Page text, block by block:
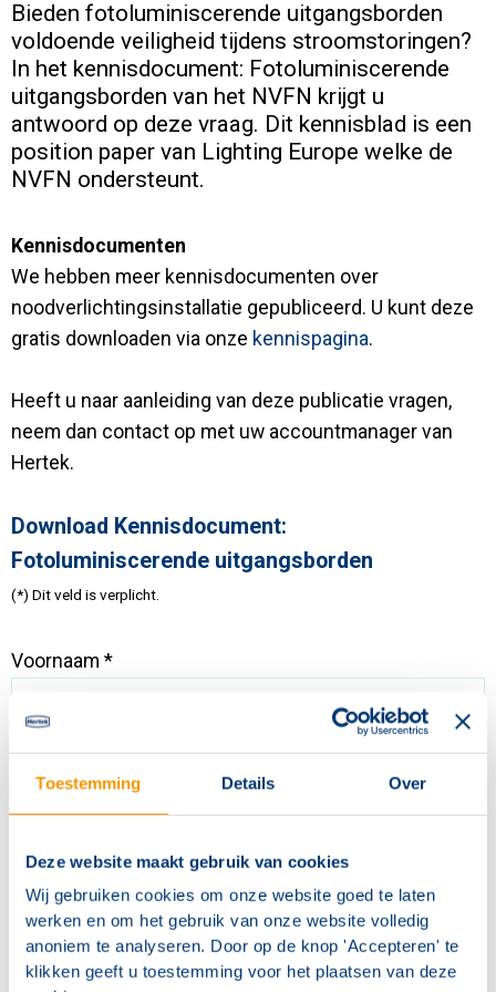
Toestemming Details Over
Deze website maakt gebruik van cookies
Wij gebruiken cookies om onze website goed te laten
werken en om het gebruik van onze website volledig
anoniem te analyseren. Door op de knop 'Accepteren' te
klikken geeft u toestemming voor het plaatsen van deze
Contact
Bieden fotoluminiscerende uitgangsborden
voldoende veiligheid tijdens stroomstoringen?
In het kennisdocument: Fotoluminiscerende
uitgangsborden van het NVFN krijgt u
antwoord op deze vraag. Dit kennisblad is een
position paper van Lighting Europe welke de
NVFN ondersteunt.
Kennisdocumenten
We hebben meer kennisdocumenten over
noodverlichtingsinstallatie gepubliceerd. U kunt deze
gratis downloaden via onze kennispagina.
Heeft u naar aanleiding van deze publicatie vragen,
neem dan contact op met uw accountmanager van
Hertek.
Download Kennisdocument:
Fotoluminiscerende uitgangsborden
(*) Dit veld is verplicht.
Voornaam *
Achternaam*
E-mail*